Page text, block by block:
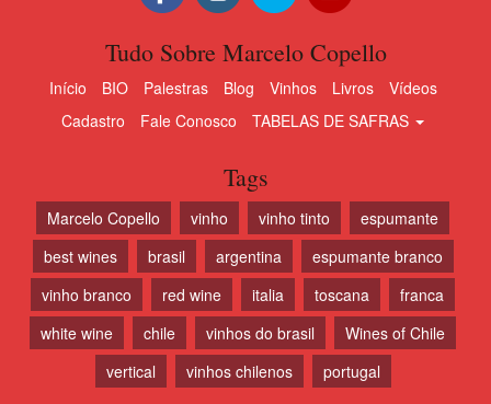
Tudo Sobre Marcelo Copello
Início BIO Palestras Blog Vinhos Livros
Vídeos
Cadastro
Fale Conosco TABELAS DE SAFRAS
Tags
Marcelo Copello vinho vinho tinto
espumante
best wines
brasil argentina
espumante branco
vinho branco
red wine italia toscana
franca
white wine
chile vinhos do brasil
Wines of Chile
vertical
vinhos chilenos portugal